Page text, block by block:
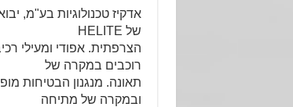
אדקיז טכנולוגיות בע"מ,
של HELITE
הצרפתית. אפודי ומעילי
רוכבים במקרה של
תאונה. מנגנון הבטיחות
ובמקרה של מתיחה